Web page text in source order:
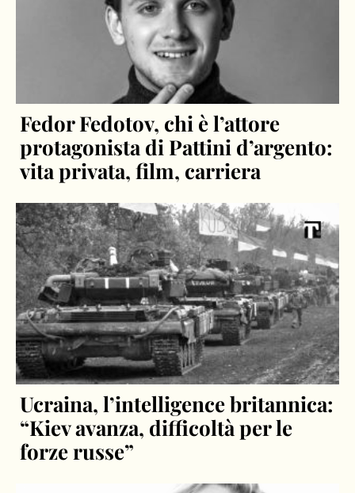
Fedor Fedotov, chi è l’attore
protagonista di Pattini d’argento:
vita privata, film, carriera
Ucraina, l’intelligence britannica:
“Kiev avanza, difficoltà per le
forze russe”